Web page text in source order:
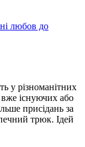
любов до
у різноманітних
існуючих або
присідань за
трюк. Ідей